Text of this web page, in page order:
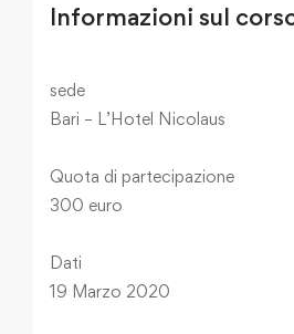
Informazioni sul
sede
Bari – L’Hotel Nicolaus
Quota di partecipazione
300 euro
Dati
19 Marzo 2020